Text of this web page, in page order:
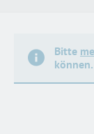
Bitte
können.